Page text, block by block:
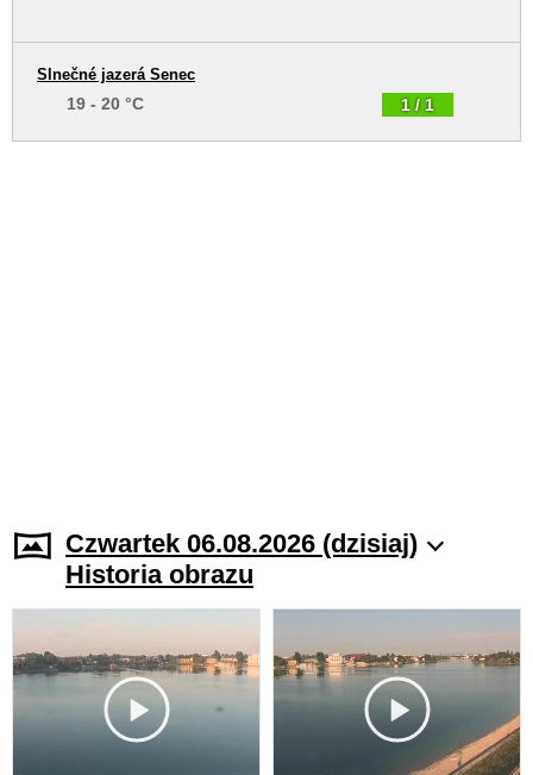
1 / 1
Slnečné jazerá Senec
19 - 20 °C
Czwartek 06.08.2026 (dzisiaj)
Historia obrazu